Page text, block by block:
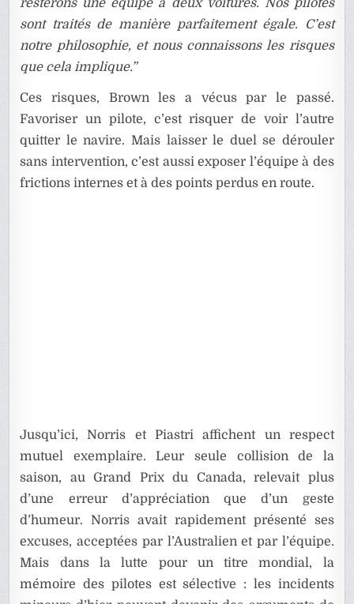
resterons une équipe à deux voitures. Nos pilotes
sont traités de manière parfaitement égale. C’est
notre philosophie, et nous connaissons les risques
que cela implique.”
Ces risques, Brown les a vécus par le passé.
Favoriser un pilote, c’est risquer de voir l’autre
quitter le navire. Mais laisser le duel se dérouler
sans intervention, c’est aussi exposer l’équipe à des
frictions internes et à des points perdus en route.
Jusqu’ici, Norris et Piastri affichent un respect
mutuel exemplaire. Leur seule collision de la
saison, au Grand Prix du Canada, relevait plus
d’une erreur d’appréciation que d’un geste
d’humeur. Norris avait rapidement présenté ses
excuses, acceptées par l’Australien et par l’équipe.
Mais dans la lutte pour un titre mondial, la
mémoire des pilotes est sélective : les incidents